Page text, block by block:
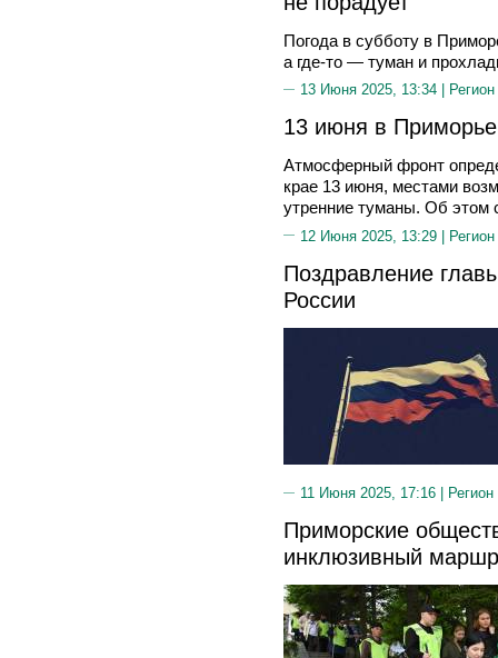
Погода в субботу в
а где-то — туман и
13 Июня 2025, 13:34 |
13 июня в
Атмосферный фронт
крае 13 июня, местами
утренние туманы. Об этом
12 Июня 2025, 13:29 |
Поздравление
России
11 Июня 2025, 17:16 |
Приморские
инклюзивный